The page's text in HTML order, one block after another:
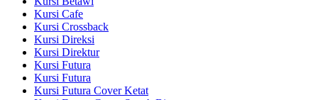
Kursi Cafe
Kursi Crossback
Kursi Direksi
Kursi Direktur
Kursi Futura
Kursi Futura
Kursi Futura Cover Ketat